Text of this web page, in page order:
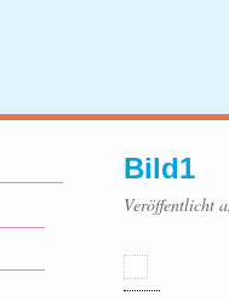
Bild1
Veröffentlicht